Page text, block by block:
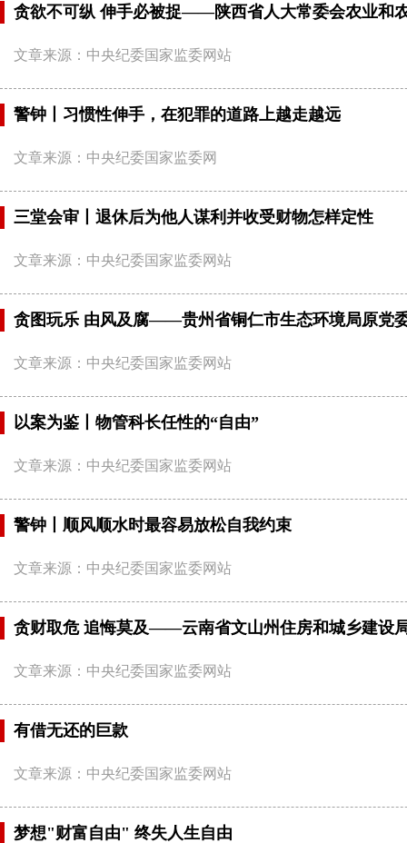
贪欲不可纵 伸手必被捉——陕西省人大常委会农业和
文章来源：中央纪委国家监委网站
警钟丨习惯性伸手，在犯罪的道路上越走越远
文章来源：中央纪委国家监委网
三堂会审丨退休后为他人谋利并收受财物怎样定性
文章来源：中央纪委国家监委网站
贪图玩乐 由风及腐——贵州省铜仁市生态环境局原党
文章来源：中央纪委国家监委网站
以案为鉴丨物管科长任性的“自由”
文章来源：中央纪委国家监委网站
警钟丨顺风顺水时最容易放松自我约束
文章来源：中央纪委国家监委网站
贪财取危 追悔莫及——云南省文山州住房和城乡建设
文章来源：中央纪委国家监委网站
有借无还的巨款
文章来源：中央纪委国家监委网站
梦想"财富自由" 终失人生自由